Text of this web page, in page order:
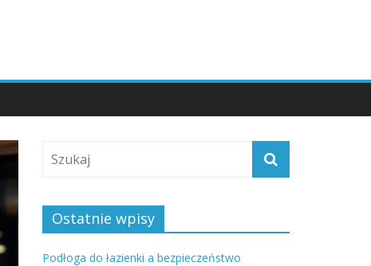
Ostatnie wpisy
Podłoga do łazienki a bezpieczeństwo